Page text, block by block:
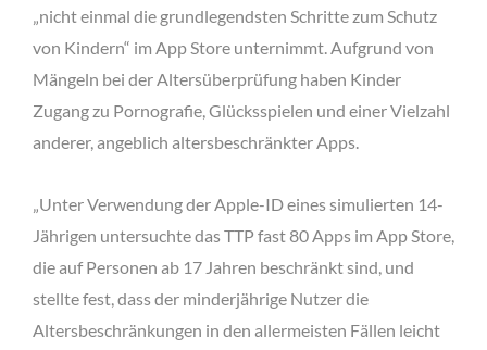
„nicht einmal die grundlegendsten Schritte zum Schutz
von Kindern“ im App Store unternimmt. Aufgrund von
Mängeln bei der Altersüberprüfung haben Kinder
Zugang zu Pornografie, Glücksspielen und einer Vielzahl
anderer, angeblich altersbeschränkter Apps.
„Unter Verwendung der Apple-ID eines simulierten 14-
Jährigen untersuchte das TTP fast 80 Apps im App Store,
die auf Personen ab 17 Jahren beschränkt sind, und
stellte fest, dass der minderjährige Nutzer die
Altersbeschränkungen in den allermeisten Fällen leicht